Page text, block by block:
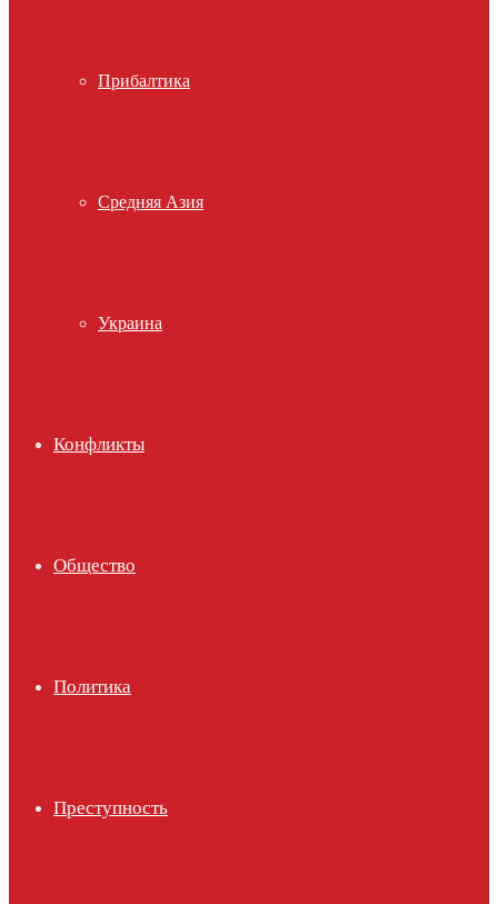
Прибалтика
Средняя Азия
Украина
Конфликты
Общество
Политика
Преступность